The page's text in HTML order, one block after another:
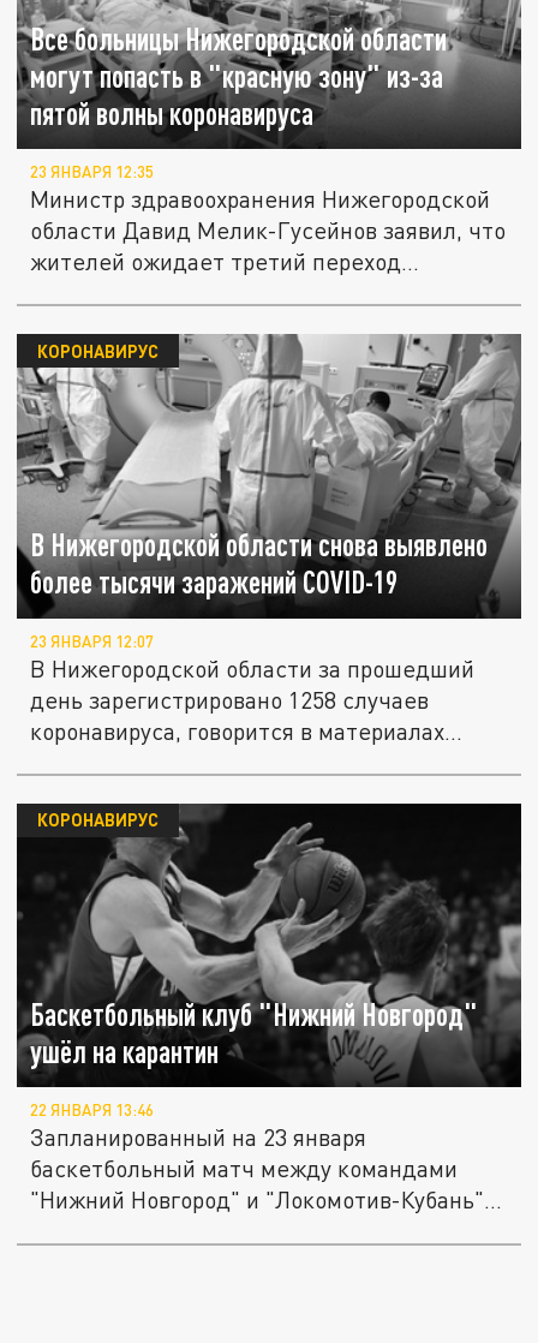
Все больницы Нижегородской области
могут попасть в "красную зону" из-за
пятой волны коронавируса
23 ЯНВАРЯ 12:35
Министр здравоохранения Нижегородской
области Давид Мелик-Гусейнов заявил, что
жителей ожидает третий переход...
В Нижегородской области снова выявлено
более тысячи заражений COVID-19
КОРОНАВИРУС
23 ЯНВАРЯ 12:07
В Нижегородской области за прошедший
день зарегистрировано 1258 случаев
коронавируса, говорится в материалах...
Баскетбольный клуб "Нижний Новгород"
ушёл на карантин
КОРОНАВИРУС
22 ЯНВАРЯ 13:46
Запланированный на 23 января
баскетбольный матч между командами
"Нижний Новгород" и "Локомотив-Кубань"